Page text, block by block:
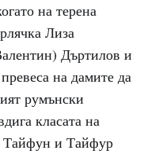
на терена
Лиза
Дъртилов и
на дамите да
румънски
класата на
Тайфун и Тайфур